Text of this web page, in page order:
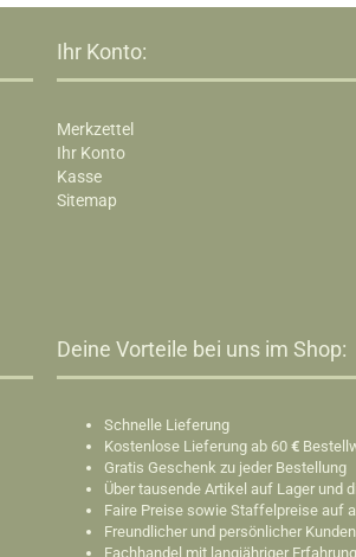
Ihr Konto:
Merkzettel
Ihr Konto
Kasse
Sitemap
Deine Vorteile bei uns im Shop:​
Schnelle Lieferung
Kostenlose Lieferung ab 60 €
Gratis Geschenk zu jeder Bestellung
Über tausende Artikel auf Lager und
Faire Preise sowie Staffelpreise auf
Freundlicher und persönlicher
Fachhandel mit langjähriger Erfahrung